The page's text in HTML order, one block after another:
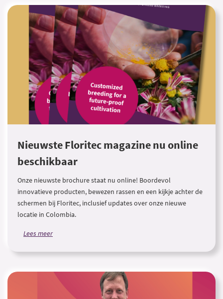
Nieuwste Floritec magazine nu online
beschikbaar
Onze nieuwste brochure staat nu online! Boordevol
innovatieve producten, bewezen rassen en een kijkje achter de
schermen bij Floritec, inclusief updates over onze nieuwe
locatie in Colombia.
Lees meer